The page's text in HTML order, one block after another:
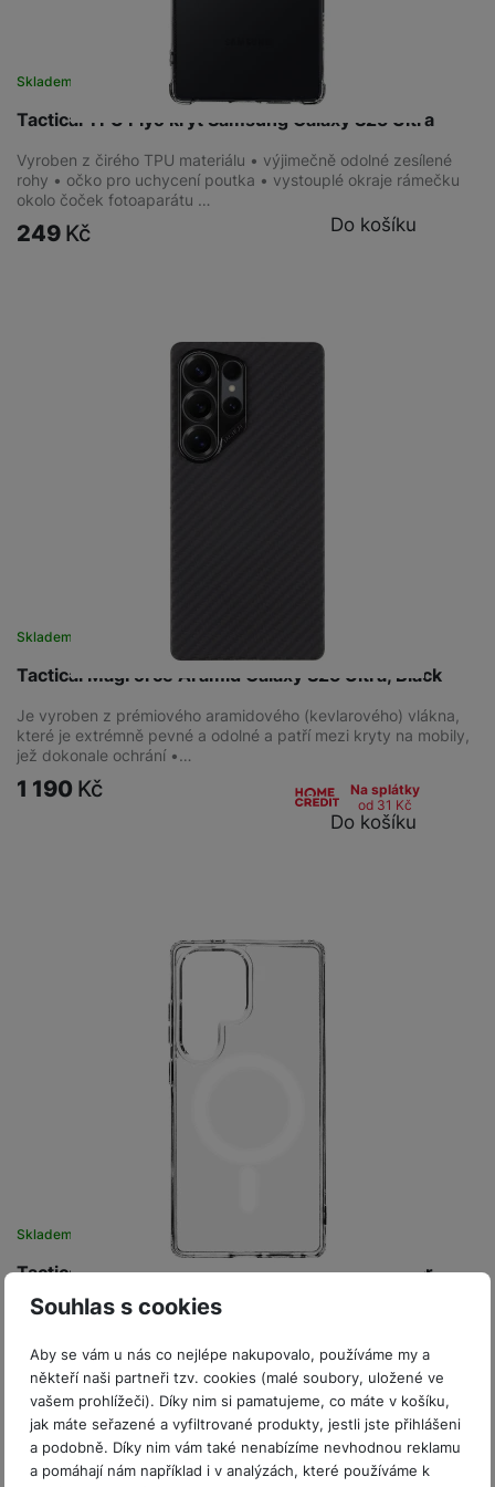
Souhlas s cookies
Aby se vám u nás co nejlépe nakupovalo, používáme my a
někteří naši partneři tzv. cookies (malé soubory, uložené ve
vašem prohlížeči). Díky nim si pamatujeme, co máte v košíku,
jak máte seřazené a vyfiltrované produkty, jestli jste přihlášeni
a podobně. Díky nim vám také nenabízíme nevhodnou reklamu
a pomáhají nám například i v analýzách, které používáme k
Tactical TPU Plyo kryt Samsung Galaxy S25 Ultra
Skladem na 2 prodejnách
Vyroben z čirého TPU materiálu • výjimečně odolné zesílené
rohy • očko pro uchycení poutka • vystouplé okraje rámečku
okolo čoček fotoaparátu …
249 Kč Do košíku
Tactical MagForce Aramid Galaxy S25 Ultra, Black
Skladem
Je vyroben z prémiového aramidového (kevlarového) vlákna,
které je extrémně pevné a odolné a patří mezi kryty na mobily,
jež dokonale ochrání •…
1 190 Kč
Na splátky
od 31 Kč
Do košíku
Tactical MagForce kryt S. Galaxy S25 Ultra, Clear
Skladem na 2 prodejnách
• vyroben z čirého z kombinace PC/TPU • vestavěný silný
na zadní straně • pružné TPU…
399Kč Do košíku